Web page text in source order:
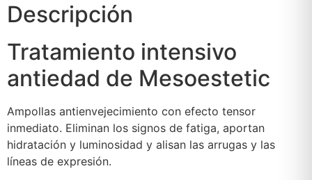
Descripción
Tratamiento intensivo
antiedad de Mesoestetic
Ampollas antienvejecimiento con efecto tensor
inmediato. Eliminan los signos de fatiga, aportan
hidratación y luminosidad y alisan las arrugas y las
líneas de expresión.